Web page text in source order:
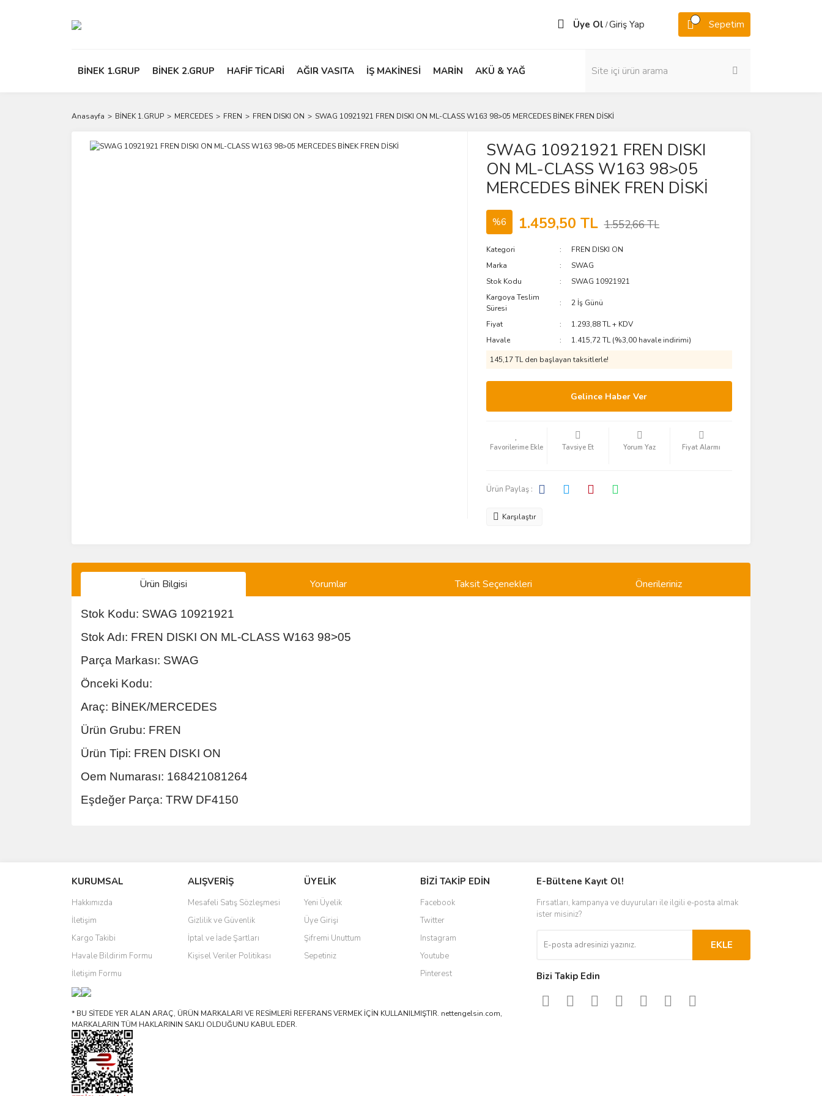
Üye Ol /Giriş Yap Sepetim
BİNEK 1.GRUP BİNEK 2.GRUP HAFİF TİCARİ AĞIR VASITA İŞ MAKİNESİ MARİN AKÜ & YAĞ
Anasayfa BİNEK 1.GRUP MERCEDES FREN FREN DISKI ON SWAG 10921921 FREN DISKI ON ML-CLASS W163 98>05 MERCEDES BİNEK FREN DİSKİ
SWAG 10921921 FREN DISKI
ON ML-CLASS W163 98>05
MERCEDES BİNEK FREN DİSKİ
%6 1.459,50 TL 1.552,66 TL
Kategori
FREN DISKI ON
Marka
SWAG
Stok Kodu
SWAG 10921921
Kargoya Teslim
Süresi
2 İş Günü
Fiyat
1.293,88 TL + KDV
Havale
1.415,72 TL (%3,00 havale indirimi)
145,17 TL den başlayan taksitlerle!
Gelince Haber Ver
Tavsiye Et Yorum Yaz Fiyat Alarmı
Ürün Paylaş :
Karşılaştır
Ürün Bilgisi Yorumlar Taksit Seçenekleri Önerileriniz
Stok Kodu: SWAG 10921921
Stok Adı: FREN DISKI ON ML-CLASS W163 98>05
Parça Markası: SWAG
Önceki Kodu:
Araç: BİNEK/MERCEDES
Ürün Grubu: FREN
Ürün Tipi: FREN DISKI ON
Oem Numarası: 168421081264
Eşdeğer Parça: TRW DF4150
Ürün resmi kalitesiz, bozuk veya görüntülenemiyor.
Ürün açıklamasında eksik bilgiler bulunuyor.
Ürün bilgilerinde hatalar bulunuyor.
Ürün fiyatı diğer sitelerden daha pahalı.
Bu ürüne benzer farklı alternatifler olmalı.
KURUMSAL
Hakkımızda
İletişim
Kargo Takibi
Havale Bildirim Formu
İletişim Formu
ALIŞVERİŞ
Mesafeli Satış Sözleşmesi
Gizlilik ve Güvenlik
İptal ve İade Şartları
Kişisel Veriler Politikası
ÜYELİK
Yeni Üyelik
Üye Girişi
Şifremi Unuttum
Sepetiniz
BİZİ TAKİP EDİN
Facebook
Twitter
Instagram
Youtube
Pinterest
* BU SİTEDE YER ALAN ARAÇ, ÜRÜN MARKALARI VE RESİMLERİ REFERANS VERMEK İÇİN KULLANILMIŞTIR. nettengelsin.com,
MARKALARIN TÜM HAKLARININ SAKLI OLDUĞUNU KABUL EDER.
E-Bültene Kayıt Ol!
Fırsatları, kampanya ve duyuruları ile ilgili e-posta almak
ister misiniz?
EKLE
Bizi Takip Edin